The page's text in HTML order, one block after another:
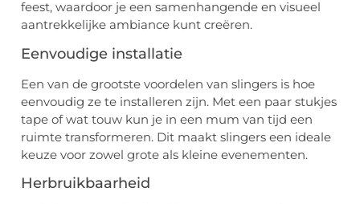
feest, waardoor je een samenhangende en visueel
aantrekkelijke ambiance kunt creëren.
Eenvoudige installatie
Een van de grootste voordelen van slingers is hoe
eenvoudig ze te installeren zijn. Met een paar stukjes
tape of wat touw kun je in een mum van tijd een
ruimte transformeren. Dit maakt slingers een ideale
keuze voor zowel grote als kleine evenementen.
Herbruikbaarheid